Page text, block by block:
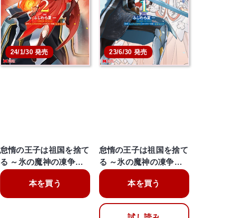
24/1/30 発売
怠惰の王子は祖国を捨て
る ～氷の魔神の凍争…
本を買う
23/6/30 発売
怠惰の王子は祖国を捨て
る ～氷の魔神の凍争…
本を買う